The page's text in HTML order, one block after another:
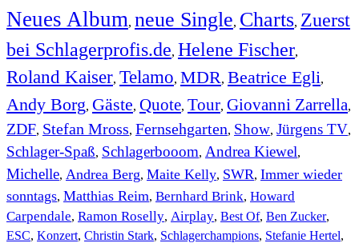
Neues Album, neue Single, Charts, Zuerst
bei Schlagerprofis.de, Helene Fischer,
Roland Kaiser, Telamo, MDR, Beatrice Egli,
Andy Borg, Gäste, Quote, Tour, Giovanni Zarrella,
ZDF, Stefan Mross, Fernsehgarten, Show, Jürgens TV,
Schlager-Spaß, Schlagerbooom, Andrea Kiewel,
Michelle, Andrea Berg, Maite Kelly, SWR, Immer wieder
sonntags, Matthias Reim, Bernhard Brink, Howard
Carpendale, Ramon Roselly, Airplay, Best Of, Ben Zucker,
ESC, Konzert, Christin Stark, Schlagerchampions, Stefanie Hertel,